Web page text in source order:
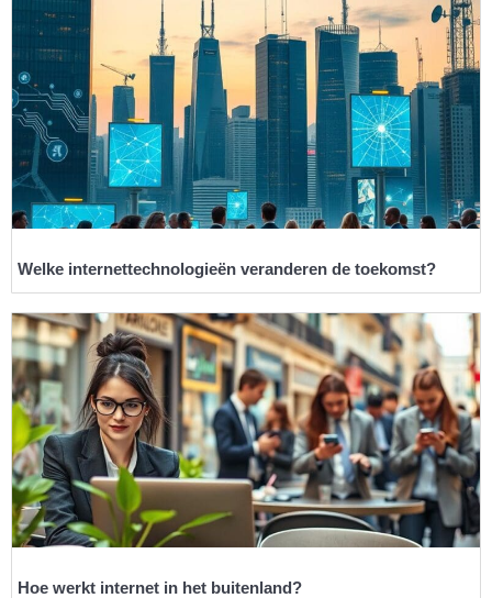
Welke internettechnologieën veranderen de toekomst?
Hoe werkt internet in het buitenland?